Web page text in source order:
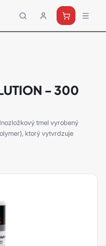
- 300
tmel vyrobený
ktorý vytvrdzuje